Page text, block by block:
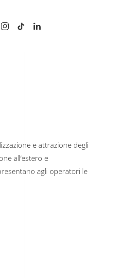
e attrazione degli
all’estero e
agli operatori le